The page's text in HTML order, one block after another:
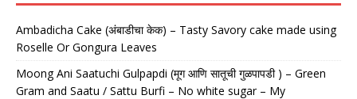
Ambadicha Cake (अंबाडीचा केक) – Tasty Savory cake made using
Roselle Or Gongura Leaves
Moong Ani Saatuchi Gulpapdi (मूग आणि सातूची गुळपापडी ) – Green
Gram and Saatu / Sattu Burfi – No white sugar – My